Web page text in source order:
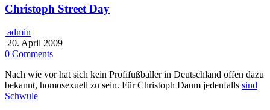
Christoph Street Day
admin
20. April 2009
0 Comments
Nach wie vor hat sich kein Profifußballer in Deutschland offen dazu
bekannt, homosexuell zu sein. Für Christoph Daum jedenfalls sind
Schwule